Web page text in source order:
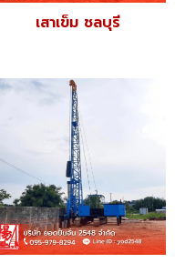
เสาเข็ม ชลบุรี